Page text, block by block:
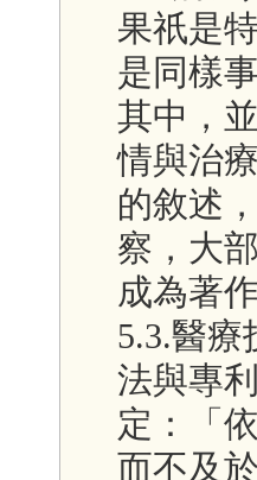
果祇是
是同樣
其中，
情與治
的敘述
察，大
成為著
5.3.醫
法與專
定：「
而不及